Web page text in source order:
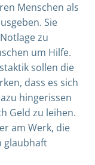
Menschen als
Sie
zu
um Hilfe.
sollen die
dass es sich
hingerissen
Geld zu leihen.
am Werk, die
glaubhaft